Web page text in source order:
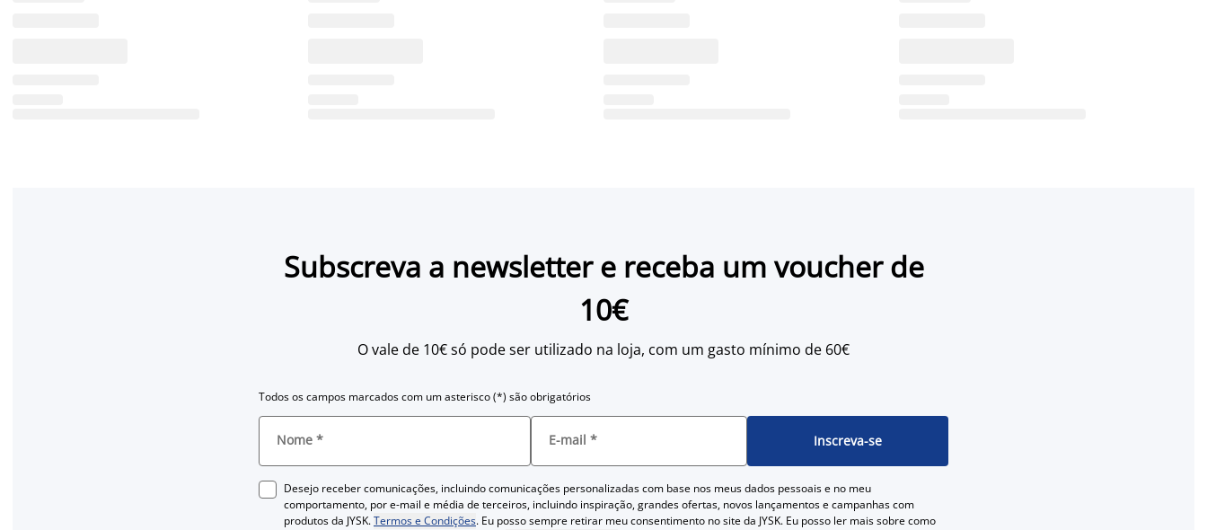
Subscreva a newsletter e receba um voucher de
10€
O vale de 10€ só pode ser utilizado na loja, com um gasto mínimo de 60€
Todos os campos marcados com um asterisco (*) são obrigatórios
Nome * E-mail * Inscreva-se
Desejo receber comunicações, incluindo comunicações personalizadas com base nos meus dados pessoais e no meu
comportamento, por e-mail e média de terceiros, incluindo inspiração, grandes ofertas, novos lançamentos e campanhas com
produtos da JYSK.Termos e Condições. Eu posso sempre retirar meu consentimento no site da JYSK. Eu posso ler mais sobre como